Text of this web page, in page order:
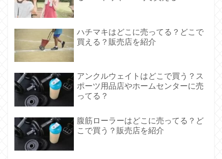
ハチマキはどこに売ってる？どこで
買える？販売店を紹介
アンクルウェイトはどこで買う？ス
ポーツ用品店やホームセンターに売
ってる？
腹筋ローラーはどこに売ってる？ど
こで買う？販売店を紹介